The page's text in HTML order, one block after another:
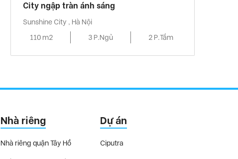
City ngập tràn ánh sáng
Sunshine City , Hà Nội
110 m2
3 P.Ngủ 2 P.Tắm
Nhà riêng
Nhà riêng quận Tây Hồ
Dự án
Ciputra